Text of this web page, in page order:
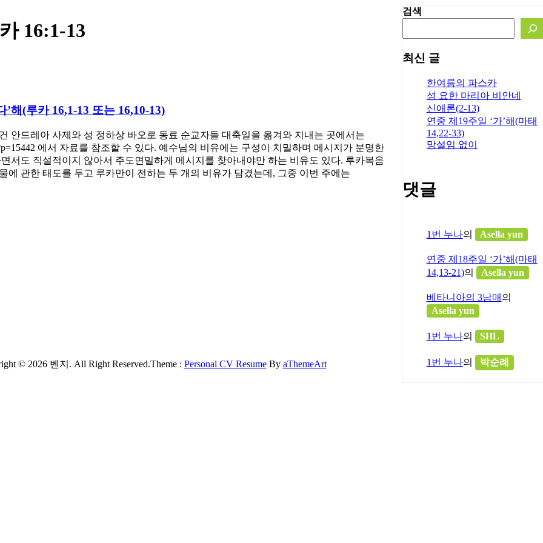
16:1-13
’해(루카 16,1-13 또는 16,10-13)
안드레아 사제와 성 정하상 바오로 동료 순교자들 대축일을 옮겨와 지내는 곳에서는
에서 자료를 참조할 수 있다. 예수님의 비유에는 구성이 치밀하며 메시지가 분명한
서도 직설적이지 않아서 주도면밀하게 메시지를 찾아내야만 하는 비유도 있다. 루카복음
에 관한 태도를 두고 루카만이 전하는 두 개의 비유가 담겼는데, 그중 이번 주에는
© 2026 벤지. All Right Reserved.Theme : Personal CV ResumeBy aThemeArt
검색
최신 글
한여름의 파스카
성 요한 마리아 비안네
신애론(2-13)
연중 제19주일 ‘가’해(마태
14,22-33)
망설임 없이
댓글
1번 누나의 Asella yun
연중 제18주일 ‘가’해(마태
14,13-21)의 Asella yun
베타니아의 3남매 의
Asella yun
1번 누나의 SHL
1번 누나의 박순례